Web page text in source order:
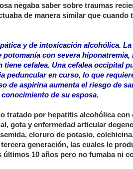
negaba saber sobre traumas
de manera similar que cuando
y de intoxicación alcohólica.
con severa hiponatremia,
cefalea. Una cefalea occipital
peduncular en curso, lo que
de aspirina aumenta el riesgo de
de su esposa.
tratado por hepatitis alcohólica con
gota y enfermedad articular
cloruro de potasio,
generación, las cuales le
10 años pero no fumaba ni